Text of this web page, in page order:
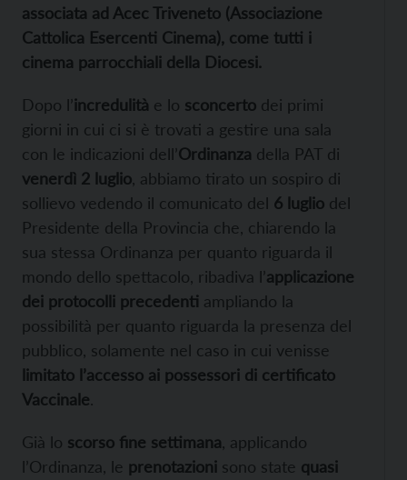
associata ad Acec Triveneto (Associazione
Cattolica Esercenti Cinema), come tutti i
cinema parrocchiali della Diocesi.
Dopo l’incredulità e lo sconcerto dei primi
giorni in cui ci si è trovati a gestire una sala
con le indicazioni dell’Ordinanza della PAT di
venerdì 2 luglio , abbiamo tirato un sospiro di
sollievo vedendo il comunicato del 6 luglio del
Presidente della Provincia che, chiarendo la
sua stessa Ordinanza per quanto riguarda il
mondo dello spettacolo, ribadiva l’applicazione
dei protocolli precedenti ampliando la
possibilità per quanto riguarda la presenza del
pubblico, solamente nel caso in cui venisse
limitato l’accesso ai possessori di certificato
Vaccinale.
Già lo scorso fine settimana , applicando
l’Ordinanza, le prenotazioni sono state quasi